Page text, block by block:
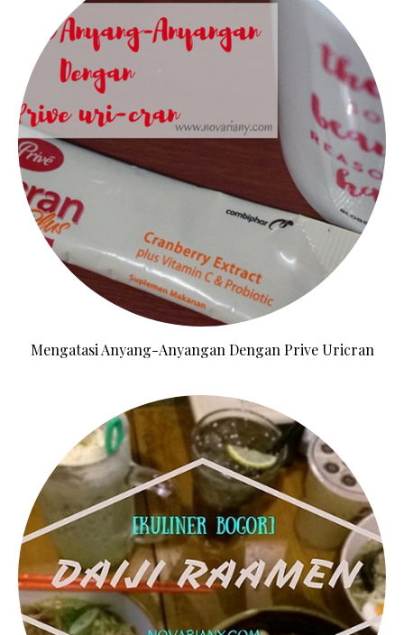
Mengatasi Anyang-Anyangan Dengan Prive Uricran